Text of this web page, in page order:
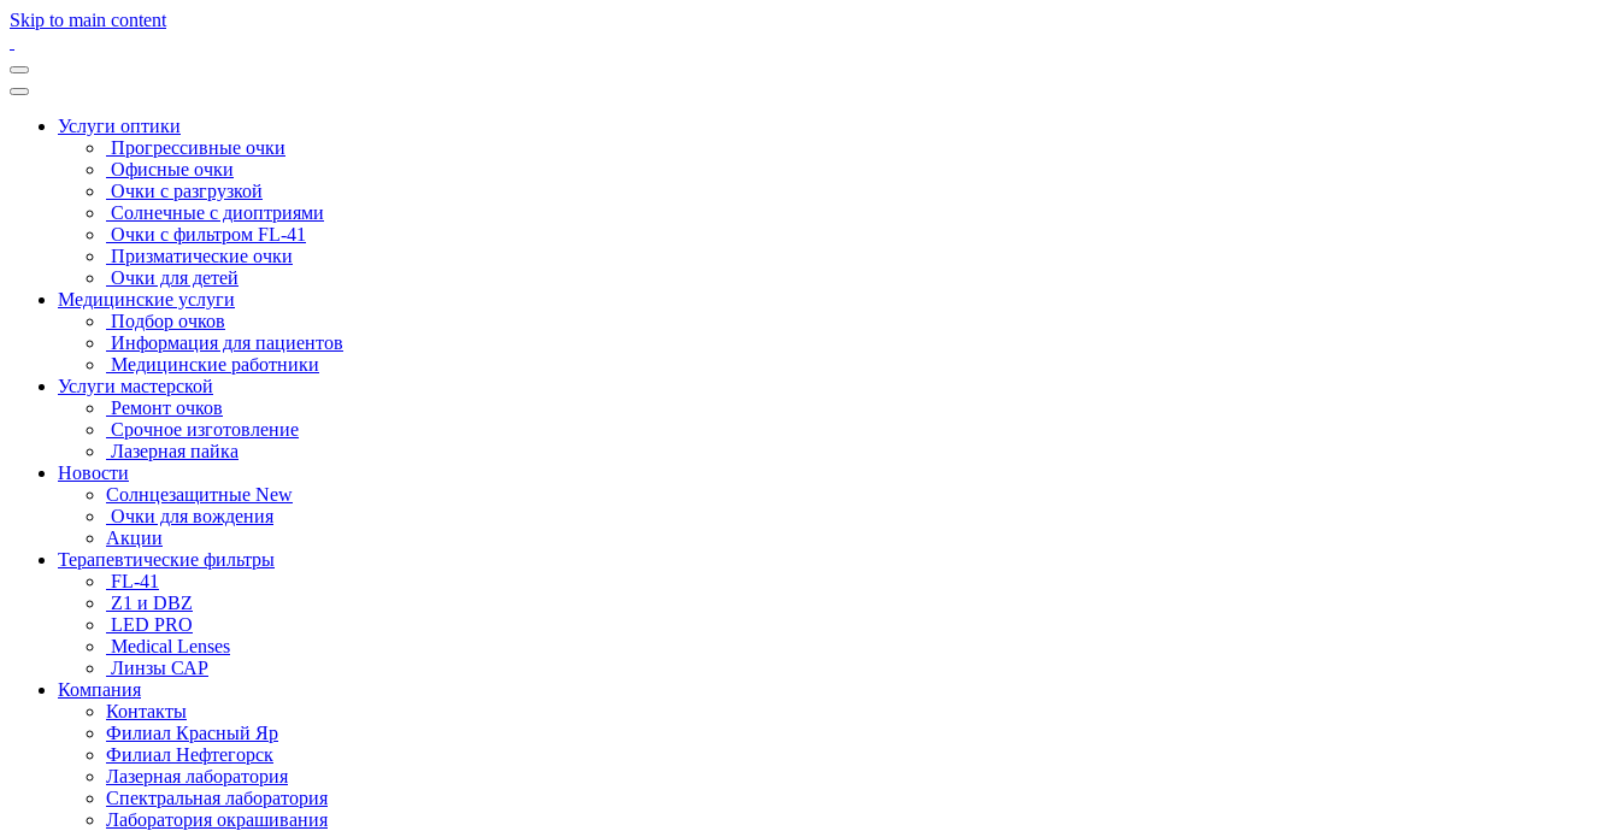
Skip to main content
Услуги оптики
Прогрессивные очки
Офисные очки
Очки с разгрузкой
Солнечные с диоптриями
Очки с фильтром FL-41
Призматические очки
Очки для детей
Медицинские услуги
Подбор очков
Информация для пациентов
Медицинские работники
Услуги мастерской
Ремонт очков
Срочное изготовление
Лазерная пайка
Новости
Солнцезащитные New
Очки для вождения
Акции
Терапевтические фильтры
FL-41
Z1 и DBZ
LED PRO
Medical Lenses
Линзы САР
Компания
Контакты
Филиал Красный Яр
Филиал Нефтегорск
Лазерная лаборатория
Спектральная лаборатория
Лаборатория окрашивания